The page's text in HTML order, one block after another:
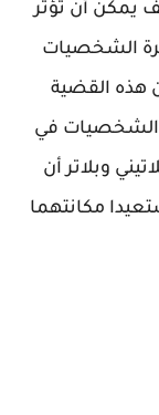
يمكن أن تؤثر
الشخصيات
هذه القضية
الشخصيات في
وبلاتر أن
مكانتهما